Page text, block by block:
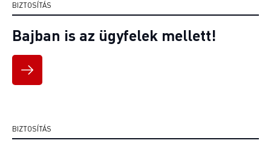
BIZTOSÍTÁS
Bajban is az ügyfelek mellett!
BIZTOSÍTÁS